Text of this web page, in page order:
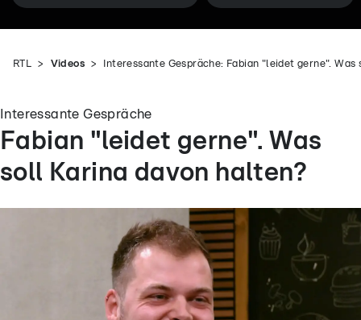
RTL Videos Interessante Gespräche: Fabian "leidet gerne".
Interessante Gespräche
Fabian "leidet gerne". Was
soll Karina davon halten?